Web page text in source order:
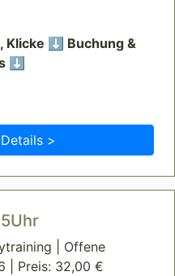
Klicke ⬇️ Buchung &
⬇️
>
| Offene
| Preis: 32,00 €